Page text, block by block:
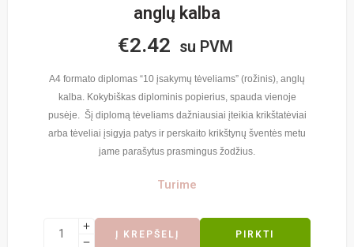
anglų kalba
€2.42 su PVM
A4 formato diplomas “10 įsakymų tėveliams” (rožinis), anglų
kalba. Kokybiškas diplominis popierius, spauda vienoje
pusėje. Šį diplomą tėveliams dažniausiai įteikia krikštatėviai
arba tėveliai įsigyja patys ir perskaito krikštynų šventės metu
jame parašytus prasmingus žodžius.
Turime
Į KREPŠELĮ PIRKTI